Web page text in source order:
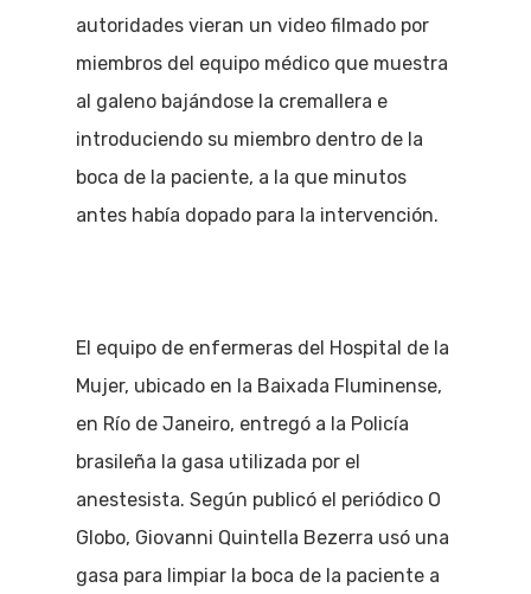
autoridades vieran un video filmado por
miembros del equipo médico que muestra
al galeno bajándose la cremallera e
introduciendo su miembro dentro de la
boca de la paciente, a la que minutos
antes había dopado para la intervención.
El equipo de enfermeras del Hospital de la
Mujer, ubicado en la Baixada Fluminense,
en Río de Janeiro, entregó a la Policía
brasileña la gasa utilizada por el
anestesista. Según publicó el periódico O
Globo, Giovanni Quintella Bezerra usó una
gasa para limpiar la boca de la paciente a